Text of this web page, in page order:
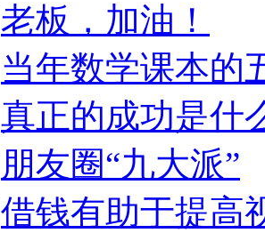
老板，加油！
当年数学课本的
真正的成功是什
朋友圈“九大派”
借钱有助于提高